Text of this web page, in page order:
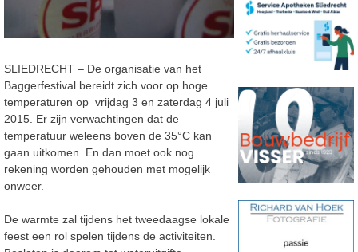
SLIEDRECHT – De organisatie van het
Baggerfestival bereidt zich voor op hoge
temperaturen op vrijdag 3 en zaterdag 4 juli
2015. Er zijn verwachtingen dat de
temperatuur weleens boven de 35°C kan
gaan uitkomen. En dan moet ook nog
rekening worden gehouden met mogelijk
onweer.
De warmte zal tijdens het tweedaagse lokale
feest een rol spelen tijdens de activiteiten.